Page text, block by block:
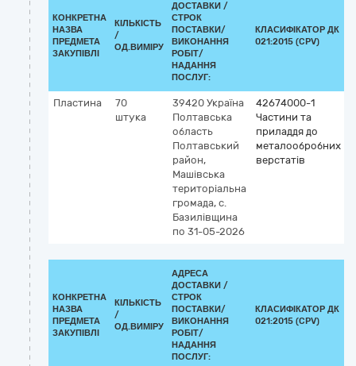
КОНКРЕТНА
НАЗВА
ПРЕДМЕТА
ЗАКУПІВЛІ
КІЛЬКІСТЬ
/
ОД.ВИМІРУ
ДОСТАВКИ /
СТРОК
ПОСТАВКИ/
ВИКОНАННЯ
РОБІТ/
НАДАННЯ
ПОСЛУГ:
КЛАСИФІКАТОР ДК
021:2015 (CPV)
Пластина
70
штука
39420 Україна
Полтавська
область
Полтавський
район,
Машівська
територіальна
громада, с.
Базилівщина
по 31-05-2026
42674000-1
Частини та
приладдя до
металообробних
верстатів
КОНКРЕТНА
НАЗВА
ПРЕДМЕТА
ЗАКУПІВЛІ
КІЛЬКІСТЬ
/
ОД.ВИМІРУ
АДРЕСА
ДОСТАВКИ /
СТРОК
ПОСТАВКИ/
ВИКОНАННЯ
РОБІТ/
НАДАННЯ
ПОСЛУГ:
КЛАСИФІКАТОР ДК
021:2015 (CPV)